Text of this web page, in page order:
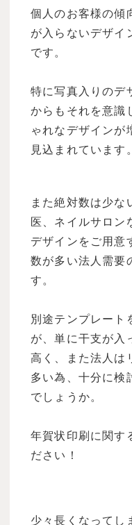
個人のお客様の傾
が入らないデザイ
です。
特に写真入りのデ
からもそれを意識
ゃれなデザインが
見込まれています。
また絶対数は少な
医、ネイルサロン
デザインをご用意
数が多い法人需要
す。
別途テンプレート
が、単に干支が入
高く、また法人は
多い為、十分に検
でしょうか。
年賀状印刷に関す
ださい！
少々長くなってし